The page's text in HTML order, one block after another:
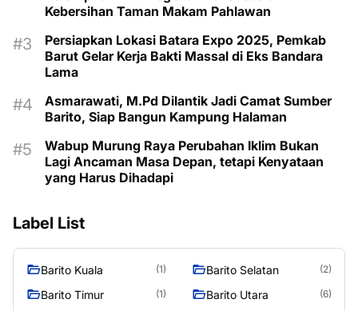
Kebersihan Taman Makam Pahlawan
Persiapkan Lokasi Batara Expo 2025, Pemkab
Barut Gelar Kerja Bakti Massal di Eks Bandara
Lama
Asmarawati, M.Pd Dilantik Jadi Camat Sumber
Barito, Siap Bangun Kampung Halaman
Wabup Murung Raya Perubahan Iklim Bukan
Lagi Ancaman Masa Depan, tetapi Kenyataan
yang Harus Dihadapi
Label List
Barito Kuala (1) Barito Selatan (2)
Barito Timur (1) Barito Utara (6)